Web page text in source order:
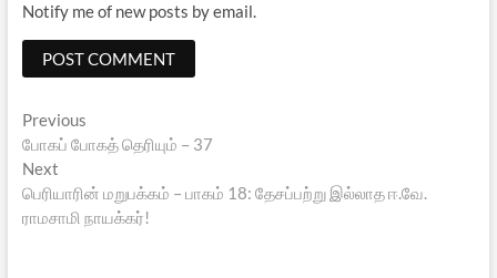
Notify me of new posts by email.
Post
navigation
PreviousPrevious
post:
போகப் போகத் தெரியும் – 37
NextNext
post:
பெரியாரின் மறுபக்கம் – பாகம் 18: தேசப்பற்று இல்லாத ஈ.வே.
ராமசாமி நாயக்கர்!